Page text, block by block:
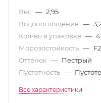
Вес — 2,95
Водопоглощение —
Кол-во в упаковке —
Морозостойкость —
Оттенок — Пестрый
Пустотность —
Все характеристики